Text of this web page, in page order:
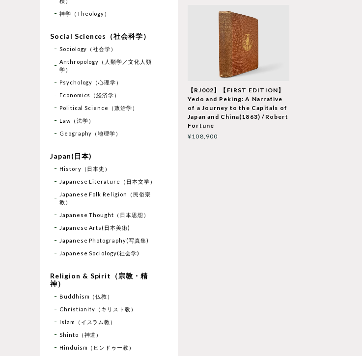
【RJ002】【FIRST EDITION】
Yedo and Peking: A Narrative
of a Journey to the Capitals of
Japan and China(1863) /Robert
Fortune
¥108,900
神学（Theology）
Social Sciences（社会科学）
Sociology（社会学）
Anthropology（人類学／文化人類
学）
Psychology（心理学）
Economics（経済学）
Political Science（政治学）
Law（法学）
Geography（地理学）
Japan(日本)
History（日本史）
Japanese Literature（日本文学）
Japanese Folk Religion（民俗宗
教）
Japanese Thought（日本思想）
Japanese Arts(日本美術)
Japanese Photography(写真集)
Japanese Sociology(社会学)
Religion & Spirit（宗教・精
神）
Buddhism（仏教）
Christianity（キリスト教）
Islam（イスラム教）
Shinto（神道）
Hinduism（ヒンドゥー教）